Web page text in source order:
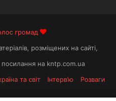
громад
розміщених на сайті,
посилання на kntp.com.ua
та світ Інтерв’ю Розваги